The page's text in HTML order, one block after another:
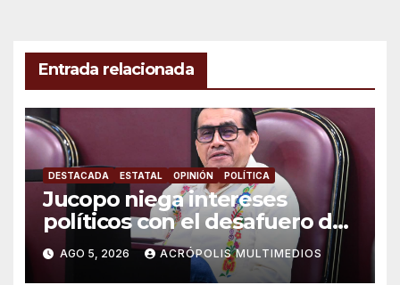
Entrada relacionada
DESTACADA ESTATAL OPINIÓN POLÍTICA
Jucopo niega intereses
políticos con el desafuero de
alcaldes
AGO 5, 2026 ACRÓPOLIS MULTIMEDIOS